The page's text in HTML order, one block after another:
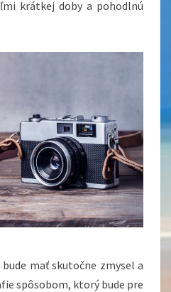
krátkej doby a pohodlnú
mať skutočne zmysel a
spôsobom, ktorý bude pre